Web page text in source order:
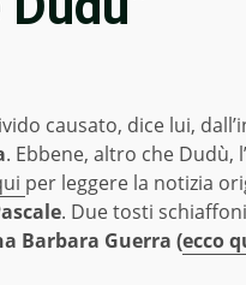
causato, dice lui,
. Ebbene, altro che Dudù,
per leggere la notizia
. Due tosti
Barbara Guerra (ecco